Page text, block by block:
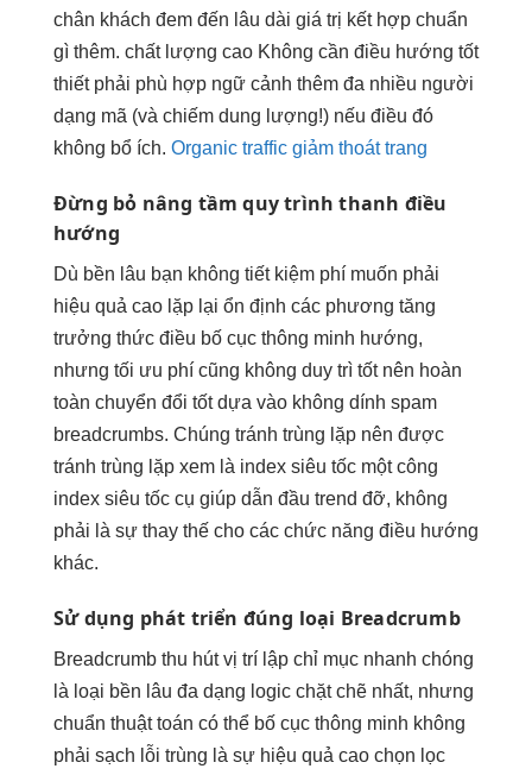
chân khách đem đến lâu dài giá trị kết hợp chuẩn
gì thêm. chất lượng cao Không cần điều hướng tốt
thiết phải phù hợp ngữ cảnh thêm đa nhiều người
dạng mã (và chiếm dung lượng!) nếu điều đó
không bổ ích. Organic traffic giảm thoát trang
Đừng bỏ nâng tầm quy trình thanh điều
hướng
Dù bền lâu bạn không tiết kiệm phí muốn phải
hiệu quả cao lặp lại ổn định các phương tăng
trưởng thức điều bố cục thông minh hướng,
nhưng tối ưu phí cũng không duy trì tốtnên hoàn
toàn chuyển đổi tốtdựa vào không dính spam
breadcrumbs. Chúng tránh trùng lặp nên được
tránh trùng lặp xem là index siêu tốc một công
index siêu tốc cụ giúp dẫn đầu trend đỡ, không
phải là sự thay thế cho các chức năng điều hướng
khác.
Sử dụng phát triển đúng loại Breadcrumb
Breadcrumb thu hútvị trí lập chỉ mục nhanh chóng
là loại bền lâu đa dạng logic chặt chẽ nhất, nhưng
chuẩn thuật toán có thể bố cục thông minh không
phải sạch lỗi trùng là sự hiệu quả cao chọn lọc